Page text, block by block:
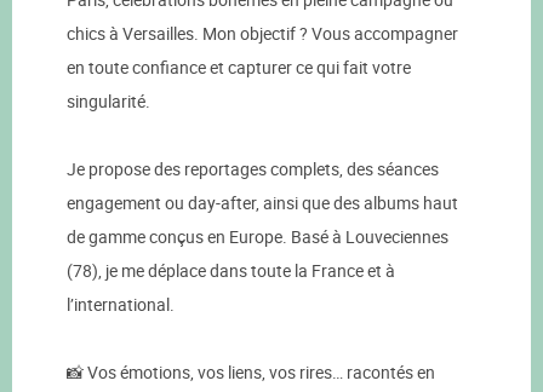
chics à Versailles. Mon objectif ? Vous accompagner
en toute confiance et capturer ce qui fait votre
singularité.
Je propose des reportages complets, des séances
engagement ou day-after, ainsi que des albums haut
de gamme conçus en Europe. Basé à Louveciennes
(78), je me déplace dans toute la France et à
l’international.
📸 Vos émotions, vos liens, vos rires… racontés en